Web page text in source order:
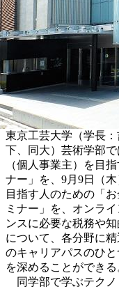
東京工芸大学（学長
下、同大）芸術学部
（個人事業主）を目
ナー」を、9月9日（
目指す人のための「
ミナー」を、オンラ
ンスに必要な税務や
について、各分野に
のキャリアパスのひ
を深めることができる
同学部で学ぶテクノ